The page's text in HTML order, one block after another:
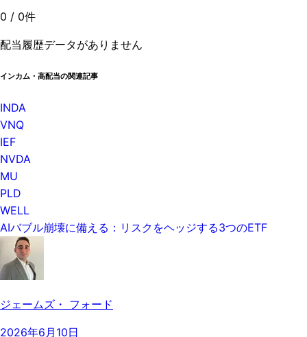
0 / 0件
配当履歴データがありません
インカム・高配当の関連記事
INDA
VNQ
IEF
NVDA
MU
PLD
WELL
AIバブル崩壊に備える：リスクをヘッジする3つのETF
ジェームズ・ フォード
2026年6月10日